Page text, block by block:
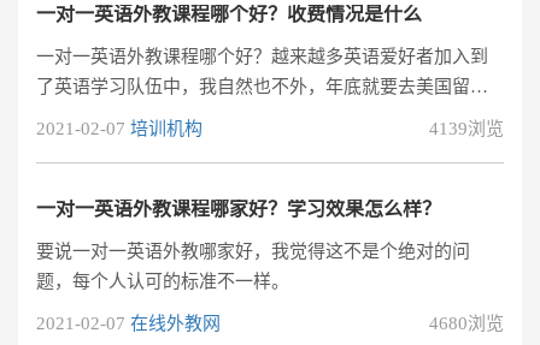
一对一英语外教课程哪个好？收费情况是什么
一对一英语外教课程哪个好？越来越多英语爱好者加入到
了英语学习队伍中，我自然也不外，年底就要去美国留
学，但是我英语成绩不好，所以在去之前先提高一下自己
2021-02-07 培训机构 4139浏览
一对一英语外教课程哪家好？学习效果怎么样？
要说一对一英语外教哪家好，我觉得这不是个绝对的问
题，每个人认可的标准不一样。
2021-02-07 在线外教网 4680浏览